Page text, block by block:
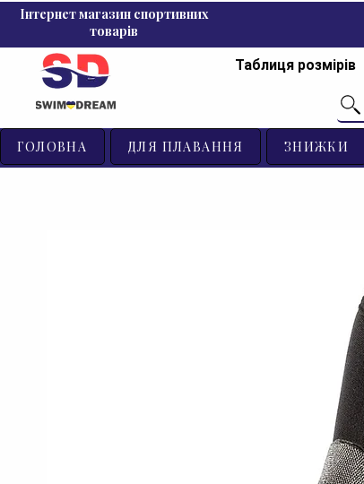
Інтернет магазин спортивних
товарів
Таблиця розмірів
ГОЛОВНА ДЛЯ ПЛАВАННЯ ЗНИЖКИ